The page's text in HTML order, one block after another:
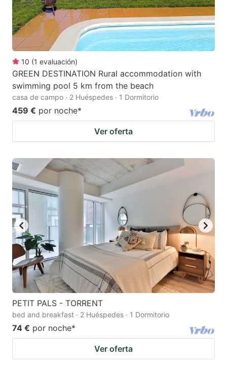
10 (1 evaluación)
GREEN DESTINATION Rural accommodation with
swimming pool 5 km from the beach
casa de campo · 2 Huéspedes · 1 Dormitorio
459 € por noche*
Ver oferta
PETIT PALS - TORRENT
bed and breakfast · 2 Huéspedes · 1 Dormitorio
74 € por noche*
Ver oferta